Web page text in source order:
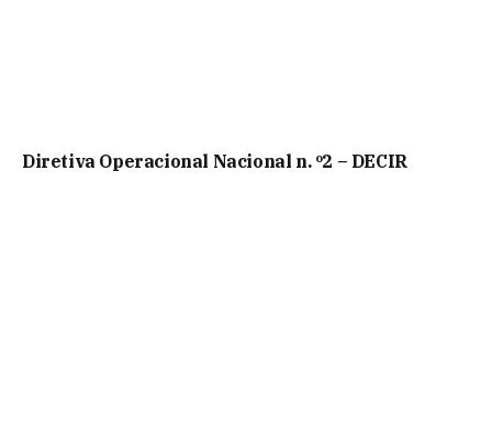
Diretiva Operacional Nacional n. º2 – DECIR